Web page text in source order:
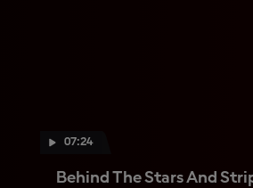
07:24
Behind The Stars And